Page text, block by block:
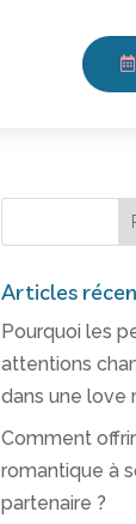
Articles
Pourquoi les
attentions
dans une love
Comment
romantique à
partenaire ?